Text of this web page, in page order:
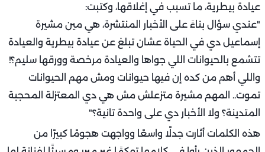
عيادة بيطرية، ما تسبب في إغلاقها، وكتبت:
"عندي سؤال بناءً على الأخبار المنتشرة، هي مين مشيرة
إسماعيل دي في الحياة عشان تبلغ عن عيادة بيطرية والعيادة
تتشمع بالحيوانات اللي جواها والعيادة مرخصة وورقها سليم؟!
واللي أهم من كده إن فيها حيوانات ومش مهم الحيوانات
تموت.. المهم مشيرة متزعلش مش هي دي المعتزلة المحجبة
المتدينة؟ ولا الأخبار دي على واحدة تانية؟"
هذه الكلمات أثارت جدلًا واسعًا وواجهت هجومًا كبيرًا من